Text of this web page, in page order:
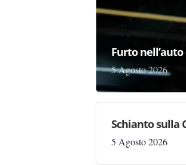
Furto
5 Agosto 2026
Schianto sulla
5 Agosto 2026